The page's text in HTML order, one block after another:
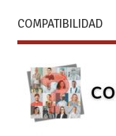
COMPATIBILIDAD